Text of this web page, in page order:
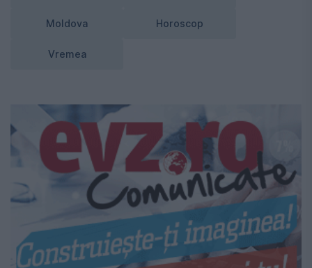
Moldova Horoscop
Vremea